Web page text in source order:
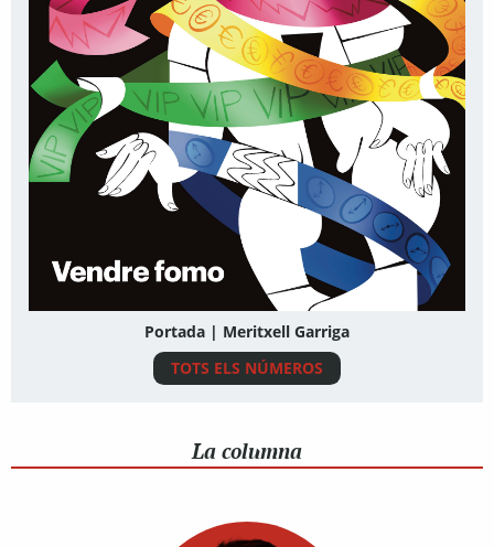
Portada | Meritxell Garriga
TOTS ELS NÚMEROS
La columna